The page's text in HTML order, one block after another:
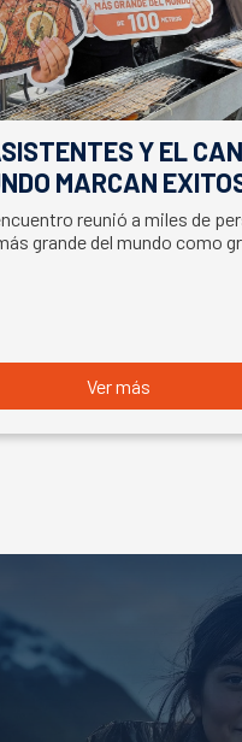
Y EL
MARCAN
SALMÓNreunió a miles de
grande del mundo como
Ver más